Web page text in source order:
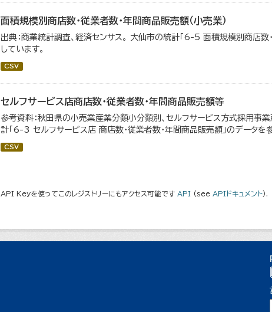
面積規模別商店数・従業者数・年間商品販売額（小売業）
出典：商業統計調査、経済センサス。 大仙市の統計「6-5 面積規模別商店数
しています。
CSV
セルフサービス店商店数・従業者数・年間商品販売額等
参考資料：秋田県の小売業産業分類小分類別、セルフサービス方式採用事業
計「6-3 セルフサービス店 商店数・従業者数・年間商品販売額」のデータを参
CSV
API Keyを使ってこのレジストリーにもアクセス可能です API (see APIドキュメント).